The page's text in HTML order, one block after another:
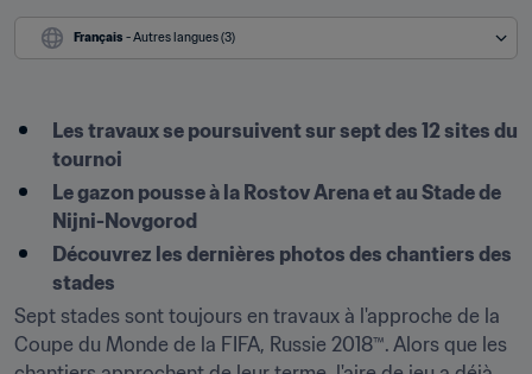
Français - Autres langues (3)
Les travaux se poursuivent sur sept des 12 sites du
tournoi
Le gazon pousse à la Rostov Arena et au Stade de
Nijni-Novgorod
Découvrez les dernières photos des chantiers des
stades
Sept stades sont toujours en travaux à l'approche de la
Coupe du Monde de la FIFA, Russie 2018™. Alors que les